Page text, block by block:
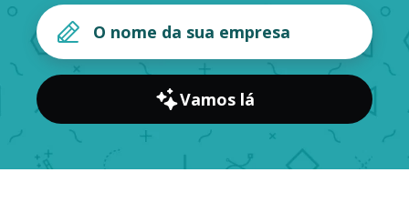
Vamos lá